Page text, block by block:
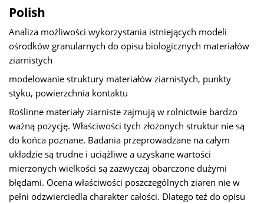
Polish
Analiza możliwości wykorzystania istniejących modeli
ośrodków granularnych do opisu biologicznych materiałów
ziarnistych
modelowanie struktury materiałów ziarnistych, punkty
styku, powierzchnia kontaktu
Roślinne materiały ziarniste zajmują w rolnictwie bardzo
ważną pozycję. Właściwości tych złożonych struktur nie są
do końca poznane. Badania przeprowadzane na całym
układzie są trudne i uciążliwe a uzyskane wartości
mierzonych wielkości są zazwyczaj obarczone dużymi
błędami. Ocena właściwości poszczególnych ziaren nie w
pełni odzwierciedla charakter całości. Dlatego też do opisu